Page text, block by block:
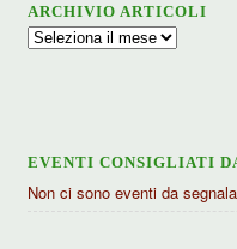
ARCHIVIO ARTICOLI
Archivio
EVENTI CONSIGLIATI
Non ci sono eventi da